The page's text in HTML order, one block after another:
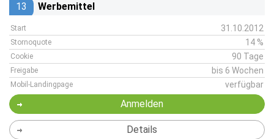
13 Werbemittel
Start 31.10.2012
Stornoquote 14 %
Cookie 90 Tage
Freigabe bis 6 Wochen
Mobil-Landingpage verfügbar
Anmelden
Details